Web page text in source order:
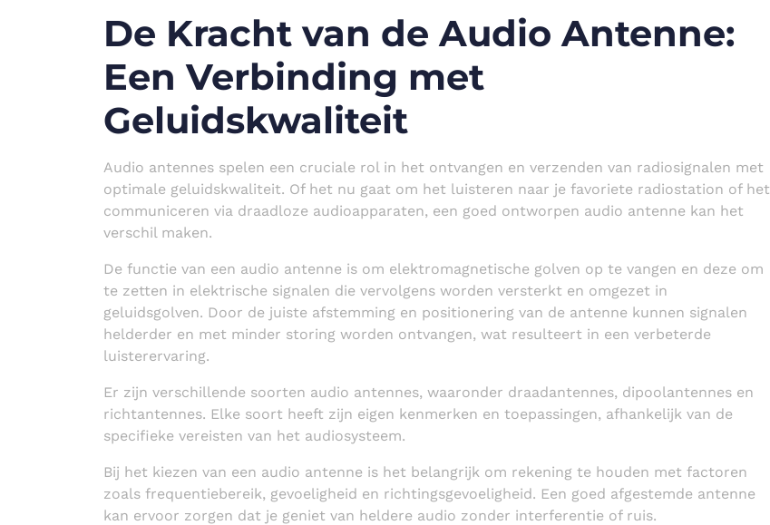
De Kracht van de Audio Antenne:
Een Verbinding met
Geluidskwaliteit
Audio antennes spelen een cruciale rol in het ontvangen en verzenden van radiosignalen met
optimale geluidskwaliteit. Of het nu gaat om het luisteren naar je favoriete radiostation of het
communiceren via draadloze audioapparaten, een goed ontworpen audio antenne kan het
verschil maken.
De functie van een audio antenne is om elektromagnetische golven op te vangen en deze om
te zetten in elektrische signalen die vervolgens worden versterkt en omgezet in
geluidsgolven. Door de juiste afstemming en positionering van de antenne kunnen signalen
helderder en met minder storing worden ontvangen, wat resulteert in een verbeterde
luisterervaring.
Er zijn verschillende soorten audio antennes, waaronder draadantennes, dipoolantennes en
richtantennes. Elke soort heeft zijn eigen kenmerken en toepassingen, afhankelijk van de
specifieke vereisten van het audiosysteem.
Bij het kiezen van een audio antenne is het belangrijk om rekening te houden met factoren
zoals frequentiebereik, gevoeligheid en richtingsgevoeligheid. Een goed afgestemde antenne
kan ervoor zorgen dat je geniet van heldere audio zonder interferentie of ruis.